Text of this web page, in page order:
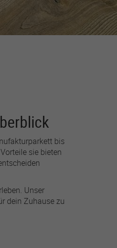
bis
sie bieten
Unser
dein Zuhause zu